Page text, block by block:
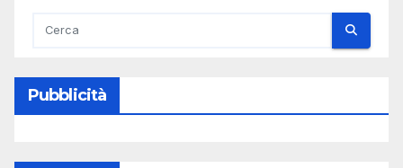
Pubblicità